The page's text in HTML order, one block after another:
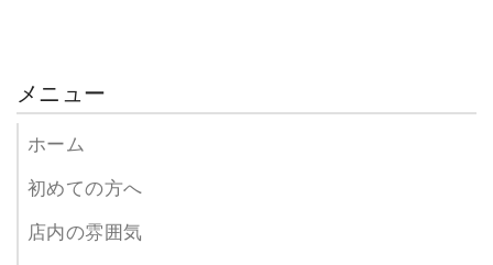
メニュー
ホーム
初めての方へ
店内の雰囲気